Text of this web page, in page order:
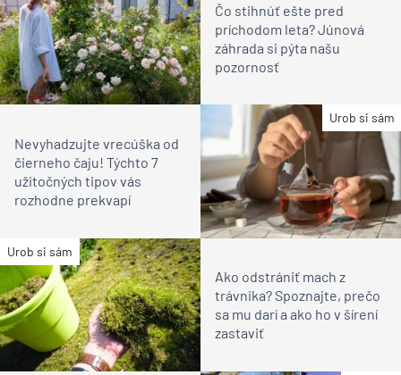
Čo stihnúť ešte pred
príchodom leta? Júnová
záhrada si pýta našu
pozornosť
Urob si sám
Nevyhadzujte vrecúška od
čierneho čaju! Týchto 7
užitočných tipov vás
rozhodne prekvapí
Urob si sám
Ako odstrániť mach z
trávnika? Spoznajte, prečo
sa mu darí a ako ho v šírení
zastaviť